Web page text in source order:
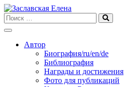
Skip
to
content
Автор
Биография/ru/en/de
Библиография
Награды и достижения
Фото для публикаций